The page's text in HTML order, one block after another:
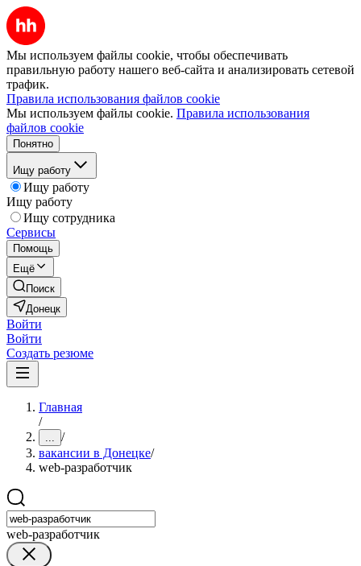
Мы используем файлы cookie, чтобы обеспечивать
правильную работу нашего веб-сайта и анализировать сетевой
трафик.
Правила использования файлов cookie
Мы используем файлы cookie. Правила использования
файлов cookie
Понятно
Ищу работу
Ищу работу
Ищу работу
Ищу сотрудника
Сервисы
Помощь
Ещё
Поиск
Донецк
Войти
Войти
Создать резюме
Главная
/
... /
вакансии в Донецке/
web-разработчик
web-разработчик